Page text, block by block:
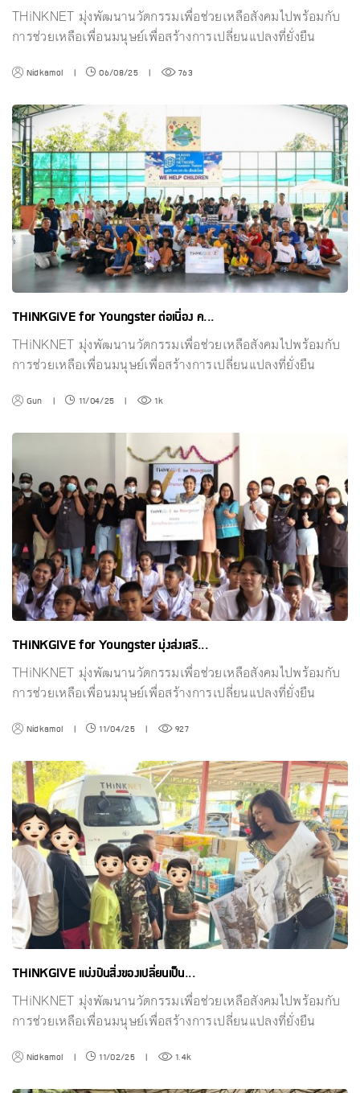
THiNKNET มุ่งพัฒนานวัตกรรมเพื่อช่วยเหลือสังคมไปพร้อมกับ
การช่วยเหลือเพื่อนมนุษย์เพื่อสร้างการเปลี่ยนแปลงที่ยั่งยืน
Nidkamol | 06/08/25 | 763
THiNKGiVE for Youngster ต่อเนื่อง ค...
THiNKNET มุ่งพัฒนานวัตกรรมเพื่อช่วยเหลือสังคมไปพร้อมกับ
การช่วยเหลือเพื่อนมนุษย์เพื่อสร้างการเปลี่ยนแปลงที่ยั่งยืน
Gun | 11/04/25 | 1k
THiNKGIVE for Youngster มุ่งส่งเสริ...
THiNKNET มุ่งพัฒนานวัตกรรมเพื่อช่วยเหลือสังคมไปพร้อมกับ
การช่วยเหลือเพื่อนมนุษย์เพื่อสร้างการเปลี่ยนแปลงที่ยั่งยืน
Nidkamol | 11/04/25 | 927
THiNKGIVE แบ่งปันสิ่งของเปลี่ยนเป็น...
THiNKNET มุ่งพัฒนานวัตกรรมเพื่อช่วยเหลือสังคมไปพร้อมกับ
การช่วยเหลือเพื่อนมนุษย์เพื่อสร้างการเปลี่ยนแปลงที่ยั่งยืน
Nidkamol | 11/02/25 | 1.4k